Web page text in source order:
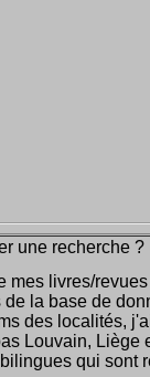
une recherche ?
mes livres/
de la base de
des localités,
Louvain, Liège
qui sont